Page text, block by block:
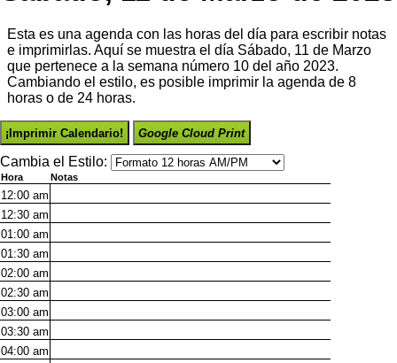
Esta es una agenda con las horas del día para escribir notas
e imprimirlas. Aquí se muestra el día Sábado, 11 de Marzo
que pertenece a la semana número 10 del año 2023.
Cambiando el estilo, es posible imprimir la agenda de 8
horas o de 24 horas.
¡Imprimir Calendario! Google Cloud Print
Cambia el Estilo:
Hora Notas
12:00 am
12:30 am
01:00 am
01:30 am
02:00 am
02:30 am
03:00 am
03:30 am
04:00 am